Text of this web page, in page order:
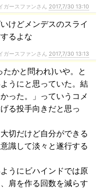
ガースファンさん 2017,7/30 13:10
けどメンデスのスライ
るよな
ガースファンさん 2017,7/30 13:13
かと問われ)いや。と
うにと思っていた。結
った。」っていうコメ
る投手向きだと思っ
切だけど自分ができる
識して淡々と遂行する
うにビハインドでは原
肩を作る回数を減らす